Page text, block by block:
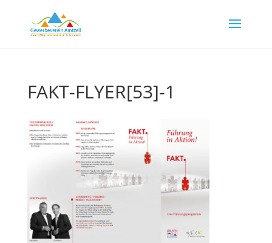
FAKT-FLYER[53]-1